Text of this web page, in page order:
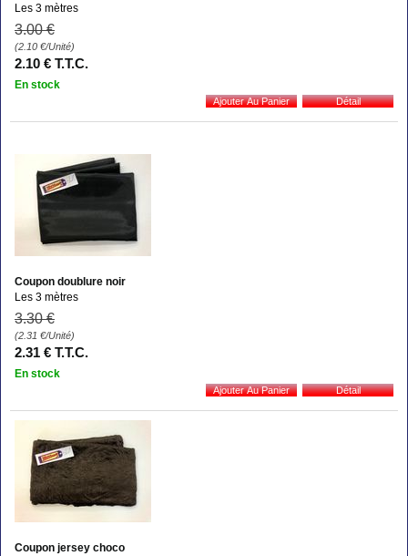
Les 3 mètres
3.00 €
(2.10 €/Unité)
2.10 € T.T.C.
En stock
Coupon doublure noir
Les 3 mètres
3.30 €
(2.31 €/Unité)
2.31 € T.T.C.
En stock
Coupon jersey choco